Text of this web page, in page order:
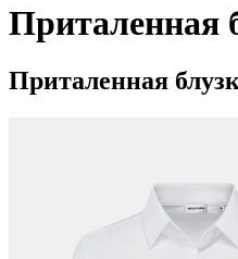
Приталенная
Приталенная